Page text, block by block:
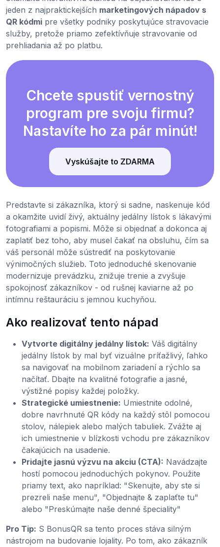
jeden z najpraktickejších marketingových nápadov s
QR kódmi pre všetky podniky poskytujúce stravovacie
služby, pretože priamo zefektívňuje stravovanie od
prehliadania až po platbu.
Chcete spustiť vernostný
program pre svoju firmu?
Nastavíte ho za pár minút!
Vyskúšajte to ZDARMA
Predstavte si zákazníka, ktorý si sadne, naskenuje kód
a okamžite uvidí živý, aktuálny jedálny lístok s lákavými
fotografiami a popismi. Môže si objednať a dokonca aj
zaplatiť bez toho, aby musel čakať na obsluhu, čím sa
váš personál môže sústrediť na poskytovanie
výnimočných služieb. Toto jednoduché skenovanie
modernizuje prevádzku, znižuje trenie a zvyšuje
spokojnosť zákazníkov - od rušnej kaviarne až po
intímnu reštauráciu s jemnou kuchyňou.
Ako realizovať tento nápad
Vytvorte digitálny jedálny lístok: Váš digitálny
jedálny lístok by mal byť vizuálne príťažlivý, ľahko
sa navigovať na mobilnom zariadení a rýchlo sa
načítať. Dbajte na kvalitné fotografie a jasné,
výstižné popisy každej položky.
Strategické umiestnenie: Umiestnite odolné,
dobre navrhnuté QR kódy na každý stôl pomocou
stolov, nálepiek alebo malých tabuliek. Zvážte aj
ich umiestnenie v blízkosti vchodu pre zákazníkov
čakajúcich na usadenie.
Pridajte jasnú výzvu na akciu (CTA): Navádzajte
hostí pomocou jednoduchých pokynov. Použite
priamy text, ako napríklad: "Skenujte, aby ste si
prezreli naše menu", "Objednajte & zaplaťte tu"
alebo "Preskúmajte naše denné špeciality"
Pro Tip: S BonusQR sa tento proces stáva silným
nástrojom na budovanie lojality. Po tom, ako zákazník